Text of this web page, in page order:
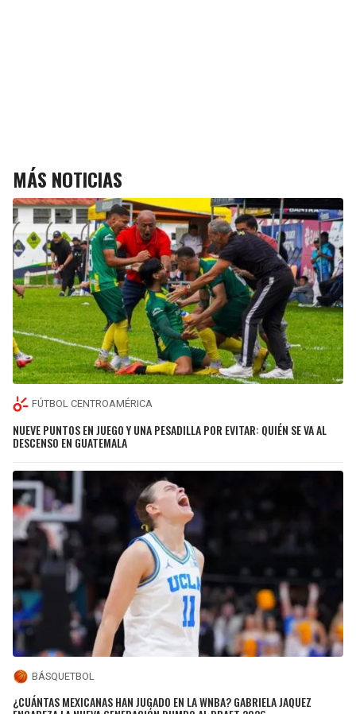
MÁS NOTICIAS
FÚTBOL CENTROAMÉRICA
NUEVE PUNTOS EN JUEGO Y UNA PESADILLA POR EVITAR: QUIÉN SE VA AL
DESCENSO EN GUATEMALA
BÁSQUETBOL
¿CUÁNTAS MEXICANAS HAN JUGADO EN LA WNBA? GABRIELA JAQUEZ